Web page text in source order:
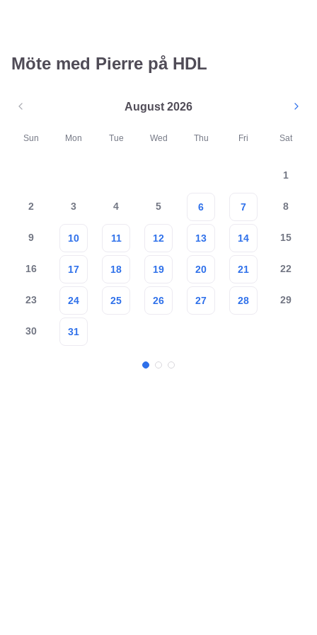
Möte med Pierre på HDL
August 2026
Sun Mon Tue Wed Thu Fri Sat
1
2 3 4 5 6 7 8
9 10 11 12 13 14 15
16 17 18 19 20 21 22
23 24 25 26 27 28 29
30 31